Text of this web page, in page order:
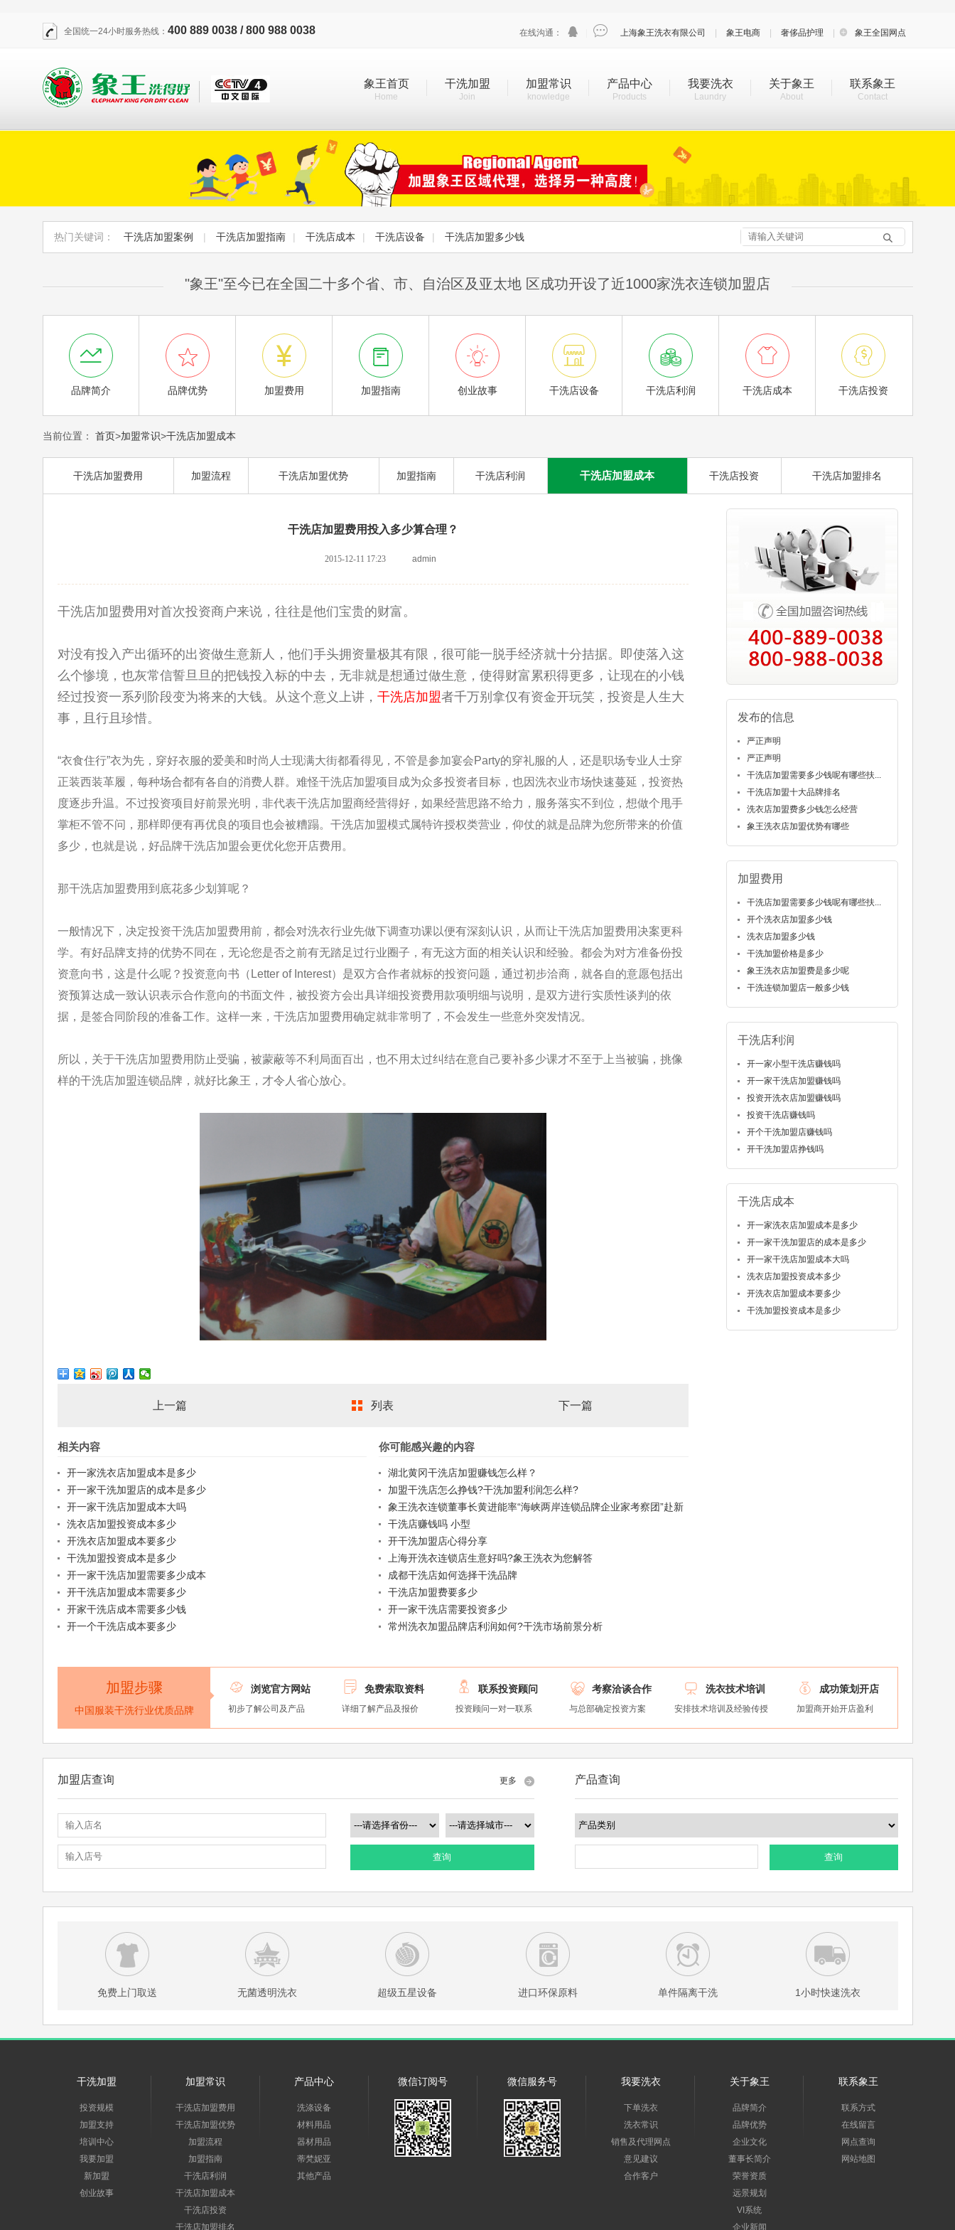
全国统一24小时服务热线： 400 889 0038 / 800 988 0038 在线沟通：   上海象王洗衣有限公司 象王电商 奢侈品护理  象王全国网点
象王首页
Home
干洗加盟
Join
加盟常识
knowledge
产品中心
Products
我要洗衣
Laundry
关于象王
About
联系象王
Contact
热门关键词： 干洗店加盟案例 | 干洗店加盟指南 | 干洗店成本 | 干洗店设备 | 干洗店加盟多少钱 
"象王"至今已在全国二十多个省、市、自治区及亚太地 区成功开设了近1000家洗衣连锁加盟店

品牌简介

品牌优势

加盟费用

加盟指南

创业故事

干洗店设备

干洗店利润

干洗店成本

干洗店投资
当前位置： 首页>加盟常识>干洗店加盟成本
干洗店加盟费用 加盟流程 干洗店加盟优势 加盟指南 干洗店利润 干洗店加盟成本 干洗店投资 干洗店加盟排名
干洗店加盟费用投入多少算合理？
2015-12-11 17:23 admin
干洗店加盟费用对首次投资商户来说，往往是他们宝贵的财富。
对没有投入产出循环的出资做生意新人，他们手头拥资量极其有限，很可能一脱手经济就十分拮据。即使落入这
么个惨境，也灰常信誓旦旦的把钱投入标的中去，无非就是想通过做生意，使得财富累积得更多，让现在的小钱
经过投资一系列阶段变为将来的大钱。从这个意义上讲， 干洗店加盟者千万别拿仅有资金开玩笑，投资是人生大
事，且行且珍惜。
“衣食住行”衣为先，穿好衣服的爱美和时尚人士现满大街都看得见，不管是参加宴会Party的穿礼服的人，还是职场专业人士穿
正装西装革履， 每种场合都有各自的消费人群。难怪干洗店加盟项目成为众多投资者目标，也因洗衣业市场快速蔓延，投资热
度逐步升温。不过投资项目好前景光明，非代表干洗店加盟商经营得好，如果经营思路不给力，服务落实不到位，想做个甩手
掌柜不管不问，那样即便有再优良的项目也会被糟蹋。干洗店加盟模式属特许授权类营业，仰仗的就是品牌为您所带来的价值
多少，也就是说，好品牌干洗店加盟会更优化您开店费用。
那干洗店加盟费用到底花多少划算呢？
一般情况下，决定投资干洗店加盟费用前，都会对洗衣行业先做下调查功课以便有深刻认识，从而让干洗店加盟费用决案更科
学。有好品牌支持的优势不同在，无论您是否之前有无踏足过行业圈子，有无这方面的相关认识和经验。都会为对方准备份投
资意向书，这是什么呢？投资意向书 （Letter of Interest）是双方合作者就标的投资问题，通过初步洽商，就各自的意愿包括出
资预算达成一致认识表示合作意向的书面文件，被投资方会出具详细投资费用款项明细与说明，是双方进行实质性谈判的依
据，是签合同阶段的准备工作。这样一来，干洗店加盟费用确定就非常明了 ，不会发生一些意外突发情况。
所以，关于干洗店加盟费用防止受骗，被蒙蔽等不利局面百出，也不用太过纠结在意自己要补多少课才不至于上当被骗，挑像
样的干洗店加盟连锁品牌，就好比象王，才令人省心放心。
上一篇 列表 下一篇
相关内容
开一家洗衣店加盟成本是多少
开一家干洗加盟店的成本是多少
开一家干洗店加盟成本大吗
洗衣店加盟投资成本多少
开洗衣店加盟成本要多少
干洗加盟投资成本是多少
开一家干洗店加盟需要多少成本
开干洗店加盟成本需要多少
开家干洗店成本需要多少钱
开一个干洗店成本要多少
你可能感兴趣的内容
湖北黄冈干洗店加盟赚钱怎么样？
加盟干洗店怎么挣钱?干洗加盟利润怎么样?
象王洗衣连锁董事长黄进能率“海峡两岸连锁品牌企业家考察团”赴新
疆考察
干洗店赚钱吗 小型
开干洗加盟店心得分享
上海开洗衣连锁店生意好吗?象王洗衣为您解答
成都干洗店如何选择干洗品牌
干洗店加盟费要多少
开一家干洗店需要投资多少
常州洗衣加盟品牌店利润如何?干洗市场前景分析
发布的信息
严正声明
严正声明
干洗店加盟需要多少钱呢有哪些扶...
干洗店加盟十大品牌排名
洗衣店加盟费多少钱怎么经营
象王洗衣店加盟优势有哪些
加盟费用
干洗店加盟需要多少钱呢有哪些扶...
开个洗衣店加盟多少钱
洗衣店加盟多少钱
干洗加盟价格是多少
象王洗衣店加盟费是多少呢
干洗连锁加盟店一般多少钱
干洗店利润
开一家小型干洗店赚钱吗
开一家干洗店加盟赚钱吗
投资开洗衣店加盟赚钱吗
投资干洗店赚钱吗
开个干洗加盟店赚钱吗
开干洗加盟店挣钱吗
干洗店成本
开一家洗衣店加盟成本是多少
开一家干洗加盟店的成本是多少
开一家干洗店加盟成本大吗
洗衣店加盟投资成本多少
开洗衣店加盟成本要多少
干洗加盟投资成本是多少
加盟步骤
中国服装干洗行业优质品牌
 浏览官方网站
初步了解公司及产品
 免费索取资料
详细了解产品及报价
 联系投资顾问
投资顾问一对一联系
 考察洽谈合作
与总部确定投资方案
 洗衣技术培训
安排技术培训及经验传授
 成功策划开店
加盟商开始开店盈利
加盟店查询 更多
查询
产品查询
查询
免费上门取送 无菌透明洗衣 超级五星设备 进口环保原料 单件隔离干洗 1小时快速洗衣
干洗加盟
投资规模
加盟支持
培训中心
我要加盟
新加盟
创业故事
加盟常识
干洗店加盟费用
干洗店加盟优势
加盟流程
加盟指南
干洗店利润
干洗店加盟成本
干洗店投资
干洗店加盟排名
产品中心
洗涤设备
材料用品
器材用品
蒂梵妮亚
其他产品
微信订阅号 微信服务号 我要洗衣
下单洗衣
洗衣常识
销售及代理网点
意见建议
合作客户
关于象王
品牌简介
品牌优势
企业文化
董事长简介
荣誉资质
远景规划
VI系统
企业新闻
联系象王
联系方式
在线留言
网点查询
网站地图